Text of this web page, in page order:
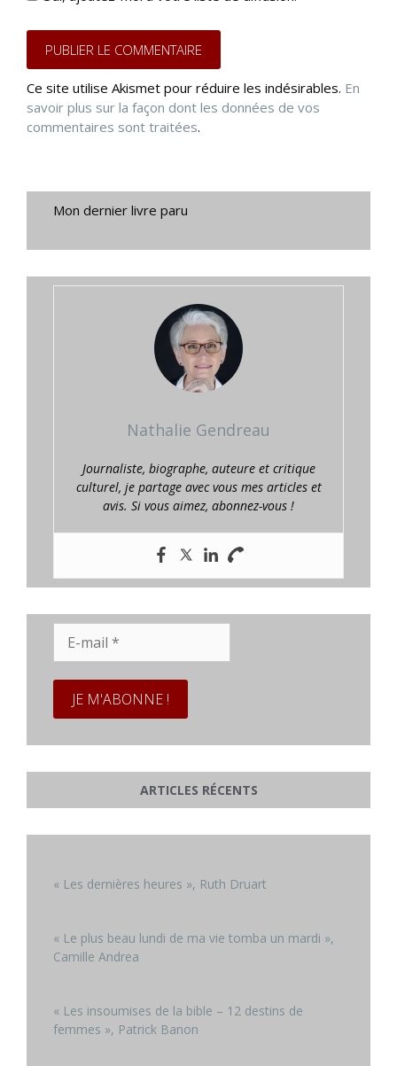
Ce site utilise Akismet pour réduire les indésirables. En
savoir plus sur la façon dont les données de vos
commentaires sont traitées.
Mon dernier livre paru
Nathalie Gendreau
Journaliste, biographe, auteure et critique
culturel, je partage avec vous mes articles et
avis. Si vous aimez, abonnez-vous !
mail
ARTICLES RÉCENTS
« Les dernières heures », Ruth Druart
« Le plus beau lundi de ma vie tomba un mardi »,
Camille Andrea
« Les insoumises de la bible – 12 destins de
femmes », Patrick Banon